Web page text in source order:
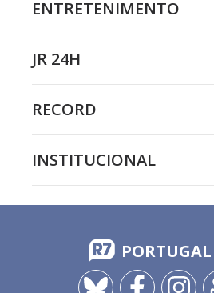
ENTRETENIMENTO
JR 24H
RECORD
INSTITUCIONAL